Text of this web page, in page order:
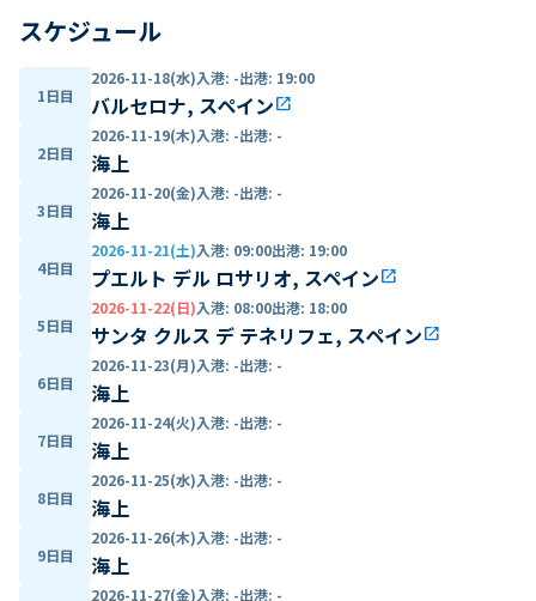
スケジュール
1日目
2026-11-18(水)入港: -出港: 19:00
バルセロナ, スペインopen_in_new
2日目
2026-11-19(木)入港: -出港: -
海上
3日目
2026-11-20(金)入港: -出港: -
海上
4日目
2026-11-21(土)入港: 09:00出港: 19:00
プエルト デル ロサリオ, スペインopen_in_new
5日目
2026-11-22(日)入港: 08:00出港: 18:00
サンタ クルス デ テネリフェ, スペインopen_in_new
6日目
2026-11-23(月)入港: -出港: -
海上
7日目
2026-11-24(火)入港: -出港: -
海上
8日目
2026-11-25(水)入港: -出港: -
海上
9日目
2026-11-26(木)入港: -出港: -
海上
2026-11-27(金)入港: -出港: -